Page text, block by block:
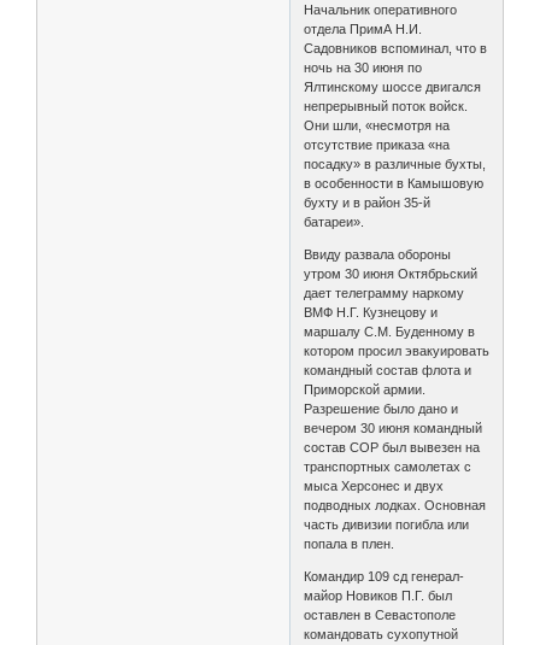
Начальник оперативного
отдела ПримА Н.И.
Садовников вспоминал, что в
ночь на 30 июня по
Ялтинскому шоссе двигался
непрерывный поток войск.
Они шли, «несмотря на
отсутствие приказа «на
посадку» в различные бухты,
в особенности в Камышовую
бухту и в район 35-й
батареи».
Ввиду развала обороны
утром 30 июня Октябрьский
дает телеграмму наркому
ВМФ Н.Г. Кузнецову и
маршалу С.М. Буденному в
котором просил эвакуировать
командный состав флота и
Приморской армии.
Разрешение было дано и
вечером 30 июня командный
состав СОР был вывезен на
транспортных самолетах с
мыса Херсонес и двух
подводных лодках. Основная
часть дивизии погибла или
попала в плен.
Командир 109 сд генерал-
майор Новиков П.Г. был
оставлен в Севастополе
командовать сухопутной